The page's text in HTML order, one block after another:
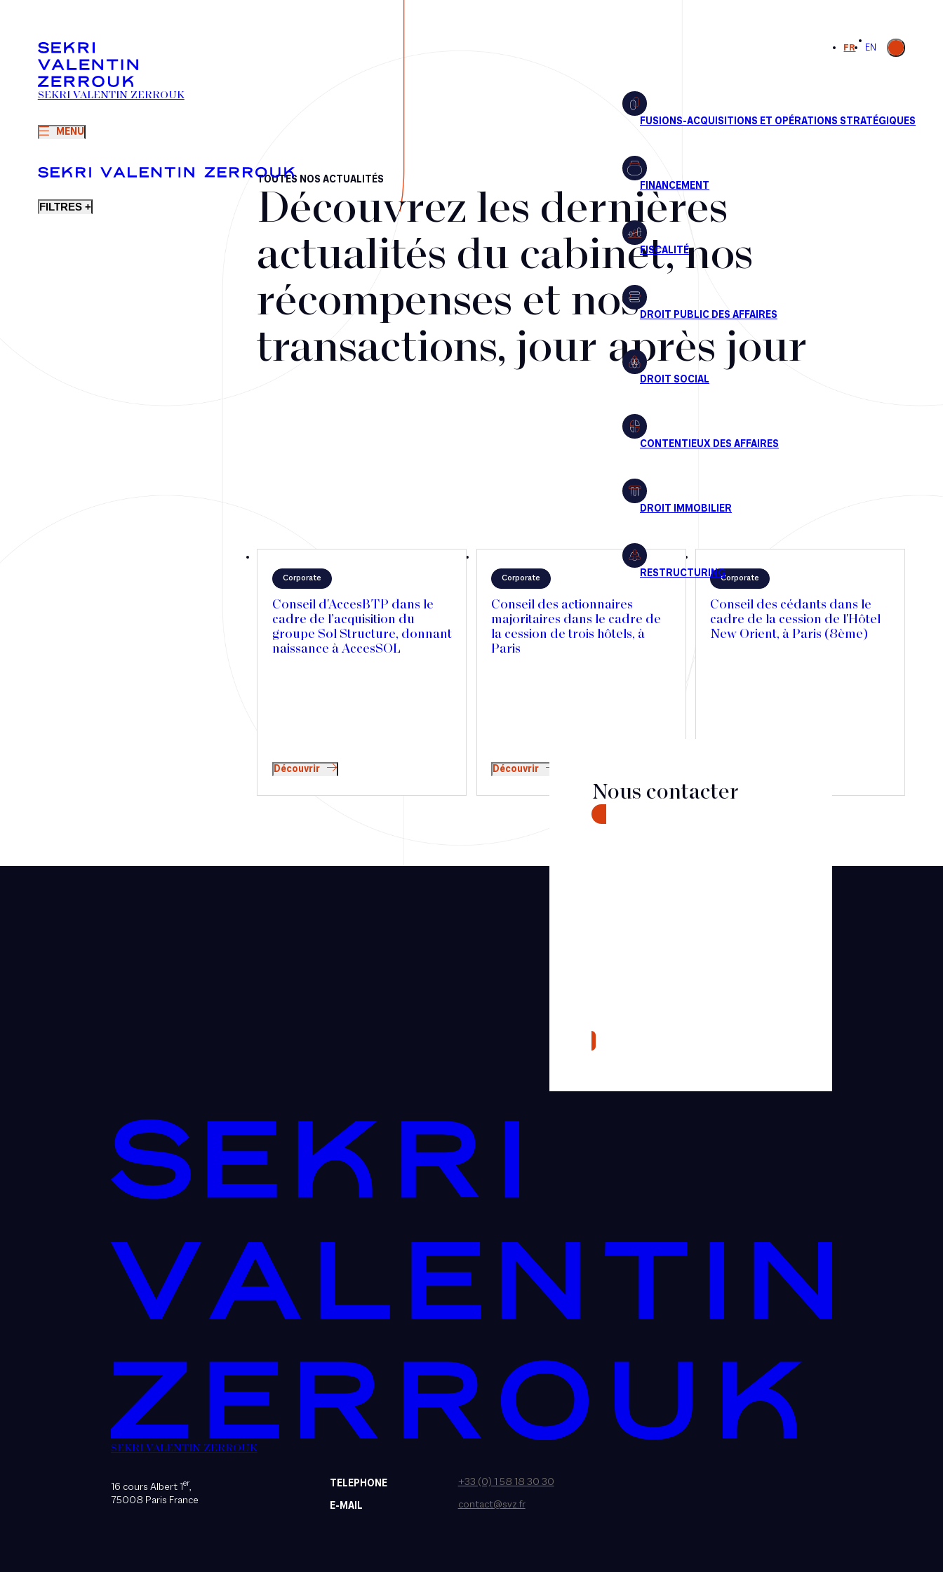
MENU
SEKRI VALENTIN ZERROUK
FR EN
Ouvrir la
recherche
FILTRES +
TOUTES NOS ACTUALITÉS
Découvrez les dernières
actualités du cabinet, nos
récompenses et nos
transactions, jour après jour
Corporate
Conseil d'AccesBTP dans le
cadre de l’acquisition du
groupe Sol Structure, donnant
naissance à AccesSOL
Découvrir
Corporate
Conseil des actionnaires
majoritaires dans le cadre de
la cession de trois hôtels, à
Paris
Découvrir
Corporate
Conseil des cédants dans le
cadre de la cession de l'Hôtel
New Orient, à Paris (8ème)
Nous contacter
CONTACT
SEKRI VALENTIN ZERROUK
16 cours Albert 1er,
75008 Paris France
TELEPHONE +33 (0) 1 58 18 30 30
E-MAIL contact@svz.fr